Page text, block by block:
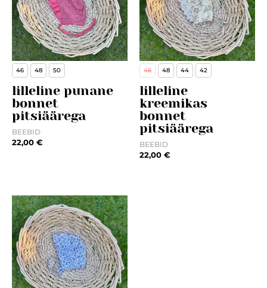
46 48 50
lilleline punane
bonnet
pitsiäärega
BEEBID
22,00 €
46 48 44 42
lilleline
kreemikas
bonnet
pitsiäärega
BEEBID
22,00 €